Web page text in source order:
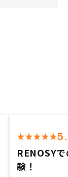
RENOSY
験！